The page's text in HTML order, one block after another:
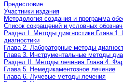
Предисловие
Участники издания
Методология создания и программа
Список сокращений и условных
Раздел I. Методы диагностики Глава
диагностики
Глава 2. Лабораторные методы
Глава 3. Инструментальные методы
Раздел II. Методы лечения Глава 4.
Глава 5. Немедикаментозное лечение
Глава 6. Лучевые методы лечения